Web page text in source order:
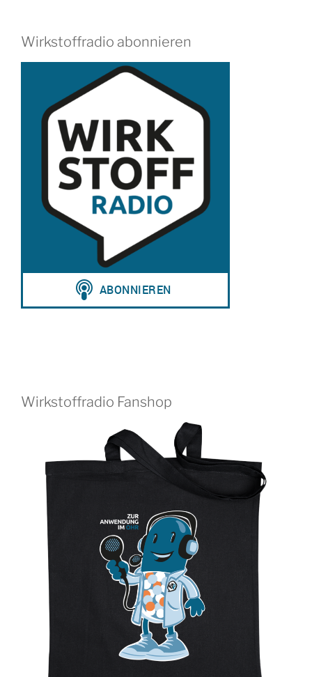
Wirkstoffradio abonnieren
Wirkstoffradio Fanshop